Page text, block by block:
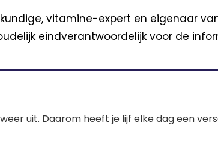
vitamine-expert en eigenaar
eindverantwoordelijk voor de
uit. Daarom heeft je lijf elke dag een